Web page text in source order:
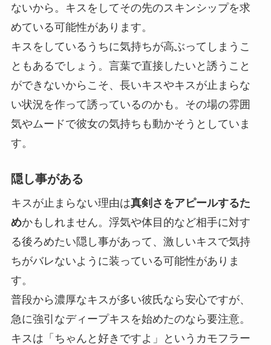
ないから。 キスをしてその先のスキンシップを求
めている可能性があります。
キスをしているうちに気持ちが高ぶってしまうこ
ともあるでしょう。言葉で直接したいと誘うこと
ができないからこそ、長いキスやキスが止まらな
い状況を作って誘っているのかも。その場の雰囲
気やムードで彼女の気持ちも動かそうとしていま
す。
隠し事がある
キスが止まらない理由は真剣さをアピールするた
めかもしれません。浮気や体目的など相手に対す
る後ろめたい隠し事があって、激しいキスで気持
ちがバレないように装っている可能性がありま
す。
普段から濃厚なキスが多い彼氏なら安心ですが、
急に強引なディープキスを始めたのなら要注意。
キスは「ちゃんと好きですよ」というカモフラー